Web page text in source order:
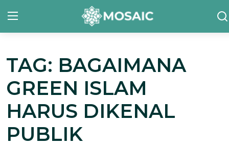
Contact
Tentang Kami
Risalah
Team Kami
TAG: BAGAIMANA
GREEN ISLAM
HARUS DIKENAL
PUBLIK